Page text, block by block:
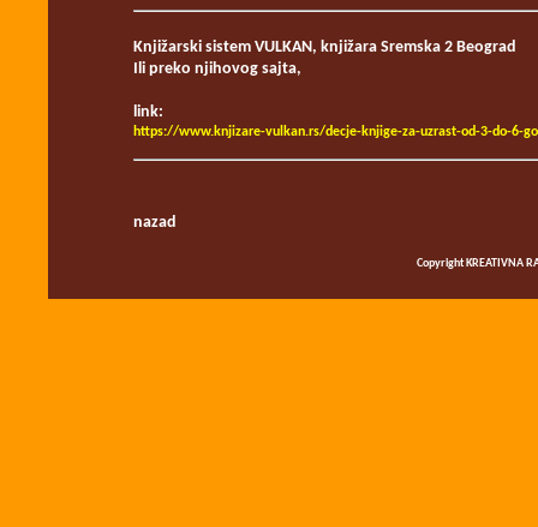
Knjižarski sistem VULKAN, knjižara Sremska 2 Beograd
Ili preko njihovog sajta,
link:
https://www.knjizare-vulkan.rs/decje-knjige-za-uzrast-od-3-do-6-
nazad
Copyright KREATIVNA